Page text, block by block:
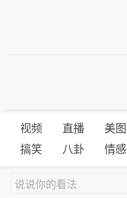
视频 直播 美图
搞笑
八卦 情感
说说你的看法